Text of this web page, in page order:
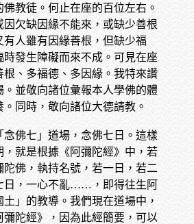
教徒。何止在座的百位左右。
因欠缺因緣不能來，或缺少善根
有人雖有因緣善根，但缺少福
時發生障礙而來不成。可見在座
根、多福德、多因緣。我特來讚
。並敬向諸位彙報本人學佛的體
。同時，敬向諸位大德請教。
念佛七」道場，念佛七日。這樣
，就是根據《阿彌陀經》中，若
陀佛，執持名號，若一日，若二
，一心不亂……，即得往生阿
」的教導。我們現在道場中，
彌陀經》，因為此經簡要，可以